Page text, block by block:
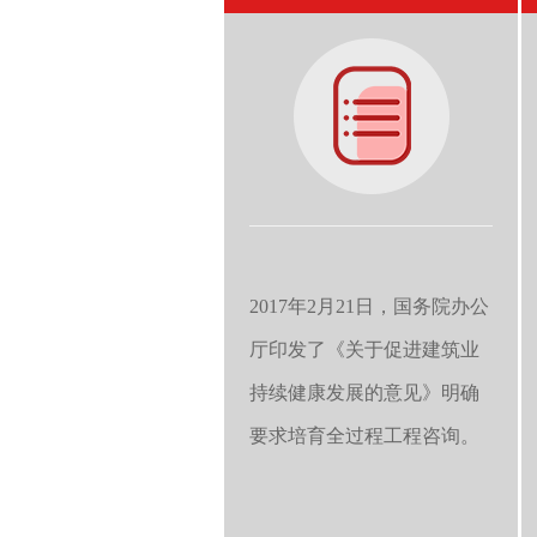
2017年2月21日，国务院办公
厅印发了《关于促进建筑业
持续健康发展的意见》明确
要求培育全过程工程咨询。